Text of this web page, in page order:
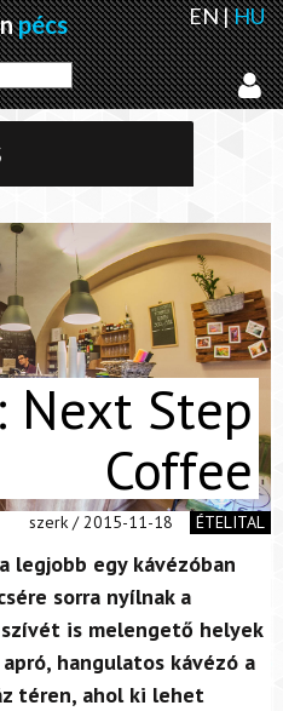
pécs EN|HU
Next Step
Coffee
szerk / 2015-11-18 ÉTELITAL
legjobb egy kávézóban
sorra nyílnak a
is melengető helyek
hangulatos kávézó a
téren, ahol ki lehet